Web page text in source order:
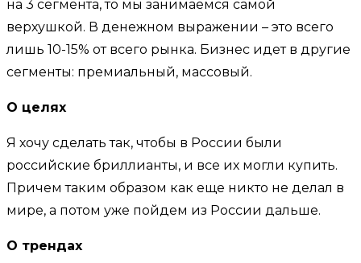
на 3 сегмента, то мы занимаемся самой
верхушкой. В денежном выражении – это всего
лишь 10-15% от всего рынка. Бизнес идет в другие
сегменты: премиальный, массовый.
О целях
Я хочу сделать так, чтобы в России были
российские бриллианты, и все их могли купить.
Причем таким образом как еще никто не делал в
мире, а потом уже пойдем из России дальше.
О трендах